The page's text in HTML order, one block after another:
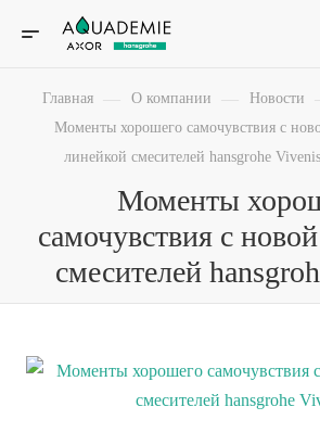
Главная О компании Новости
Моменты хорошего самочувствия с
линейкой смесителей hansgrohe Vivenis
Моменты
самочувствия с
смесителей